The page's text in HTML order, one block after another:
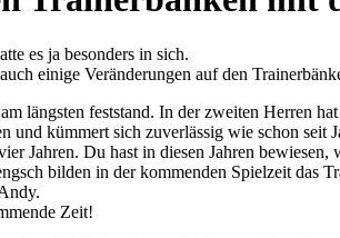
es ja besonders in sich.
einige Veränderungen auf den
längsten feststand. In der zweiten Herren
und kümmert sich zuverlässig wie schon seit
Jahren. Du hast in diesen Jahren
bilden in der kommenden Spielzeit das
Zeit!